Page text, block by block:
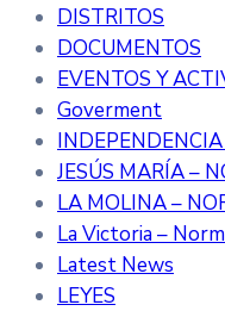
DISTRITOS
DOCUMENTOS
EVENTOS Y
Goverment
JESÚS MARÍA –
LA MOLINA –
La Victoria –
Latest News
LEYES